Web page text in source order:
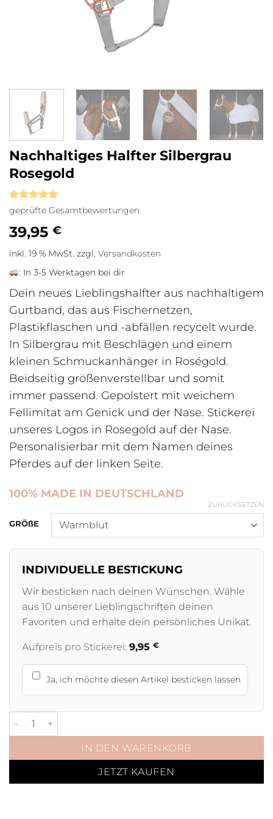
Nachhaltiges Halfter Silbergrau
Rosegold
Bewertet
mit
5, basierend
auf
2
geprüfte Gesamtbewertungen
39,95 €
inkl. 19 % MwSt. zzgl. Versandkosten
: In 3-5 Werktagen bei dir
Dein neues Lieblingshalfter aus nachhaltigem
Gurtband, das aus Fischernetzen,
Plastikflaschen und -abfällen recycelt wurde.
In Silbergrau mit Beschlägen und einem
kleinen Schmuckanhänger in Roségold.
Beidseitig größenverstellbar und somit
immer passend. Gepolstert mit weichem
Fellimitat am Genick und der Nase. Stickerei
unseres Logos in Rosegold auf der Nase.
Personalisierbar mit dem Namen deines
Pferdes auf der linken Seite.
100% MADE IN DEUTSCHLAND
GRÖßE
ZURÜCKSETZEN
INDIVIDUELLE BESTICKUNG
Wir besticken nach deinen Wünschen. Wähle
aus 10 unserer Lieblingschriften deinen
Favoriten und erhalte dein persönliches Unikat.
Aufpreis pro Stickerei: 9,95 €
Ja, ich möchte diesen Artikel besticken lassen
Nachhaltiges Halfter Silbergrau Rosegold Menge
IN DEN WARENKORB
JETZT KAUFEN